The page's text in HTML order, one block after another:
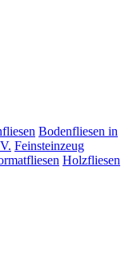
Bodenfliesen in
Feinsteinzeug
Holzfliesen